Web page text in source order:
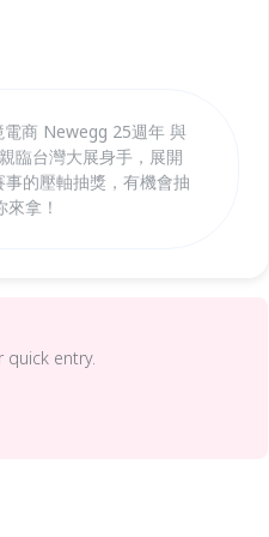
電商 Newegg 25週年 與
臨台灣大展身手，展開
的壓軸抽獎，有機會抽
拿！
quick entry.